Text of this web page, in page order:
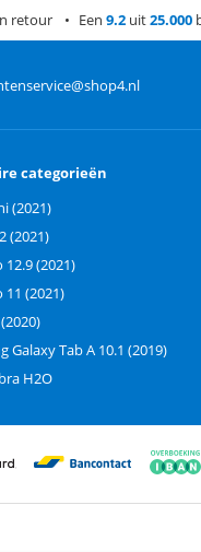
retour Een 9.2 uit25.000
categorieën
(2021)
(2021)
12.9 (2021)
11 (2021)
Galaxy Tab A 10.1 (2019)
H2O